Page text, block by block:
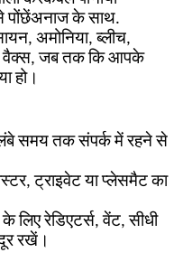
पोंछेंअनाज के साथ.
अमोनिया, ब्लीच,
वैक्स, जब तक कि आपके
हो।
समय तक संपर्क में रहने से
ट्राइवेट या प्लेसमैट का
लिए रेडिएटर्स, वेंट, सीधी
रखें।